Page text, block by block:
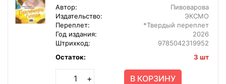
Автор:
Пивоварова
Издательство:
ЭКСМО
Переплет:
*Твердый переплет
Год издания:
2026
Штрихкод:
9785042319952
Остаток:
3 шт
+ В КОРЗИНУ